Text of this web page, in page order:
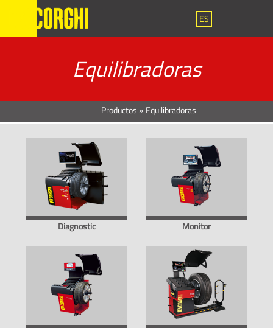
ES
Equilibradoras
Productos » Equilibradoras
Diagnostic Monitor